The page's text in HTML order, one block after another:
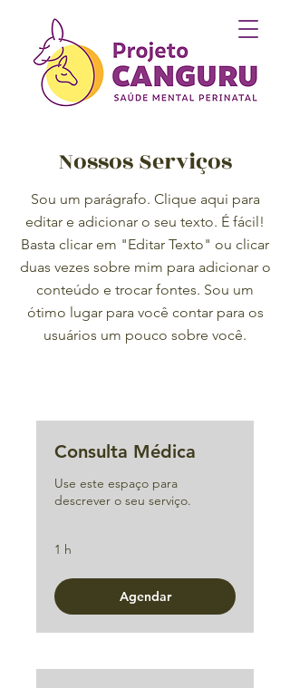
Nossos Serviços
Sou um parágrafo. Clique aqui para
editar e adicionar o seu texto. É fácil!
Basta clicar em "Editar Texto" ou clicar
duas vezes sobre mim para adicionar o
conteúdo e trocar fontes. Sou um
ótimo lugar para você contar para os
usuários um pouco sobre você.
Consulta Médica
Use este espaço para
descrever o seu serviço.
1 h
Agendar